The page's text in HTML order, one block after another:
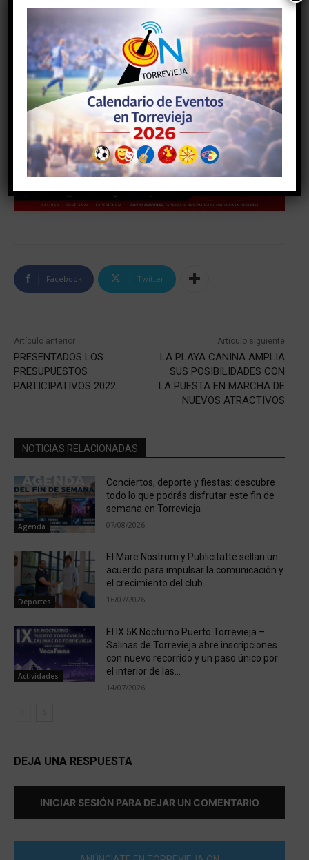
Facebook Twitter
Artículo anterior
PRESENTADOS LOS
PRESUPUESTOS
PARTICIPATIVOS 2022
Artículo siguiente
LA PLAYA CANINA AMPLIA
SUS POSIBILIDADES CON
LA PUESTA EN MARCHA DE
NUEVOS ATRACTIVOS
NOTICIAS RELACIONADAS
Agenda
Conciertos, deporte y fiestas: descubre
todo lo que podrás disfrutar este fin de
semana en Torrevieja
07/08/2026
Deportes
El Mare Nostrum y Publicitatte sellan un
acuerdo para impulsar la comunicación y
el crecimiento del club
16/07/2026
Actividades
El IX 5K Nocturno Puerto Torrevieja –
Salinas de Torrevieja abre inscripciones
con nuevo recorrido y un paso único por
el interior de las...
14/07/2026
DEJA UNA RESPUESTA
INICIAR SESIÓN PARA DEJAR UN COMENTARIO